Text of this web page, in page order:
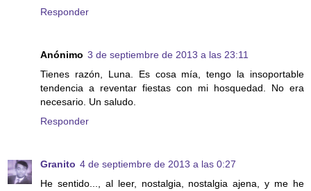
Responder
Anónimo 3 de septiembre de 2013 a las 23:11
Tienes razón, Luna. Es cosa mía, tengo la insoportable
tendencia a reventar fiestas con mi hosquedad. No era
necesario. Un saludo.
Responder
Granito 4 de septiembre de 2013 a las 0:27
He sentido..., al leer, nostalgia, nostalgia ajena, y me he